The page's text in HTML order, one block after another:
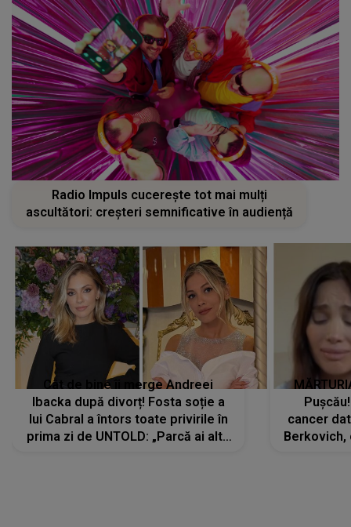
Radio Impuls cucerește tot mai mulți
ascultători: creșteri semnificative în audiență
Cât de bine îi merge Andreei
Ibacka după divorț! Fosta soție a
lui Cabral a întors toate privirile în
prima zi de UNTOLD: „Parcă ai altă
cancer
Berkovich,